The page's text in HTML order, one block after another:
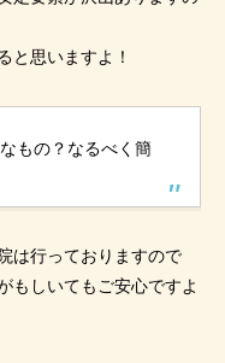
と思いますよ！
もの？なるべく簡
は行っておりますので
もしいてもご安心ですよ